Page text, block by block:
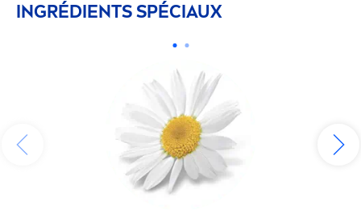
INGRÉDIENTS SPÉCIAUX